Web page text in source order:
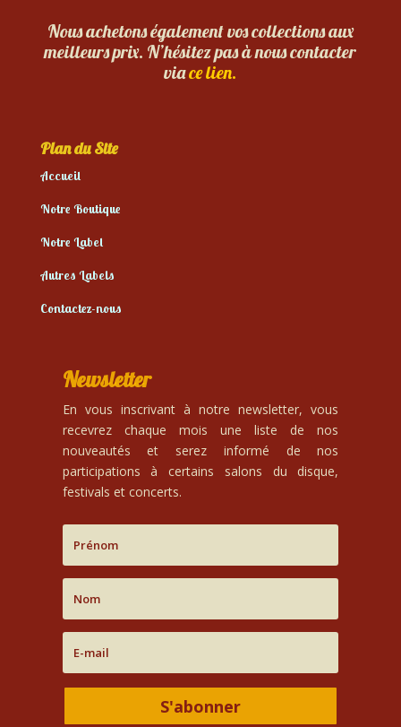
Nous achetons également vos collections aux
meilleurs prix. N’hésitez pas à nous contacter
viace lien.
Plan du Site
Accueil
Notre Boutique
Notre Label
Autres Labels
Contactez-nous
Newsletter
En vous inscrivant à notre newsletter, vous
recevrez chaque mois une liste de nos
nouveautés et serez informé de nos
participations à certains salons du disque,
festivals et concerts.
S'abonner